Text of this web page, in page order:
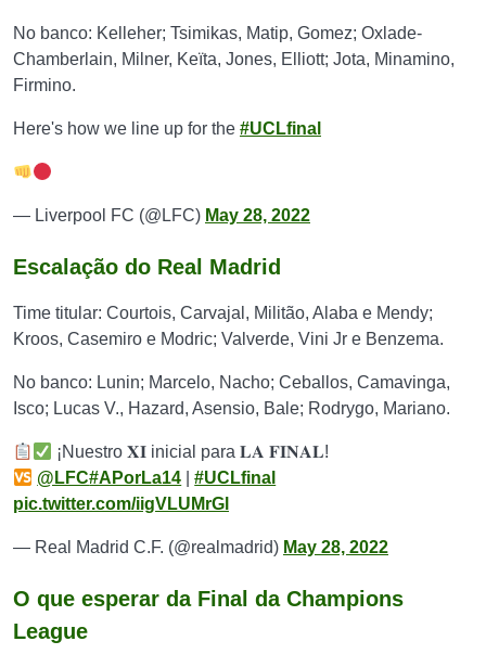
No banco: Kelleher; Tsimikas, Matip, Gomez; Oxlade-
Chamberlain, Milner, Keïta, Jones, Elliott; Jota, Minamino,
Firmino.
Here's how we line up for the #UCLfinal
— Liverpool FC (@LFC) May 28, 2022
Escalação do Real Madrid
Time titular: Courtois, Carvajal, Militão, Alaba e Mendy;
Kroos, Casemiro e Modric; Valverde, Vini Jr e Benzema.
No banco: Lunin; Marcelo, Nacho; Ceballos, Camavinga,
Isco; Lucas V., Hazard, Asensio, Bale; Rodrygo, Mariano.
¡Nuestro 𝐗𝐈 inicial para 𝐋𝐀 𝐅𝐈𝐍𝐀𝐋!
@LFC#APorLa14 |#UCLfinal
pic.twitter.com/iigVLUMrGl
— Real Madrid C.F. (@realmadrid) May 28, 2022
O que esperar da Final da Champions
League